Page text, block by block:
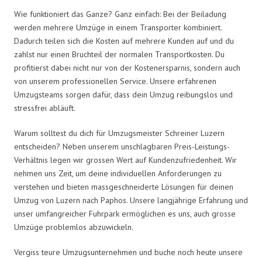
Wie funktioniert das Ganze? Ganz einfach: Bei der Beiladung
werden mehrere Umzüge in einem Transporter kombiniert.
Dadurch teilen sich die Kosten auf mehrere Kunden auf und du
zahlst nur einen Bruchteil der normalen Transportkosten. Du
profitierst dabei nicht nur von der Kostenersparnis, sondern auch
von unserem professionellen Service. Unsere erfahrenen
Umzugsteams sorgen dafür, dass dein Umzug reibungslos und
stressfrei abläuft.
Warum solltest du dich für Umzugsmeister Schreiner Luzern
entscheiden? Neben unserem unschlagbaren Preis-Leistungs-
Verhältnis legen wir grossen Wert auf Kundenzufriedenheit. Wir
nehmen uns Zeit, um deine individuellen Anforderungen zu
verstehen und bieten massgeschneiderte Lösungen für deinen
Umzug von Luzern nach Paphos. Unsere langjährige Erfahrung und
unser umfangreicher Fuhrpark ermöglichen es uns, auch grosse
Umzüge problemlos abzuwickeln.
Vergiss teure Umzugsunternehmen und buche noch heute unsere